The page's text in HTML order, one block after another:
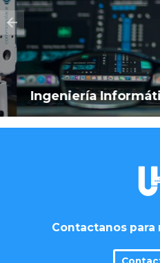
Ingeniería Informática
Contactanos